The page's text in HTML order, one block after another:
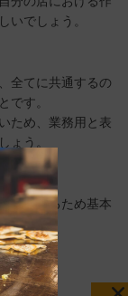
いでしょう。
全てに共通するの
です。
ため、業務用と表
ょう。
要となるため基本